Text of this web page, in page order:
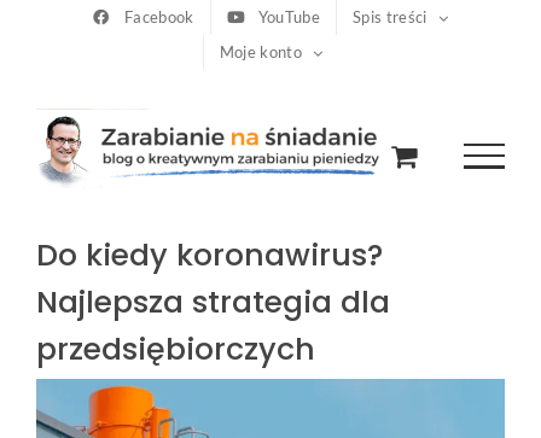
Facebook YouTube
Spis treści
Moje konto
Do kiedy koronawirus?
Najlepsza strategia dla
przedsiębiorczych
Pokaż
większy